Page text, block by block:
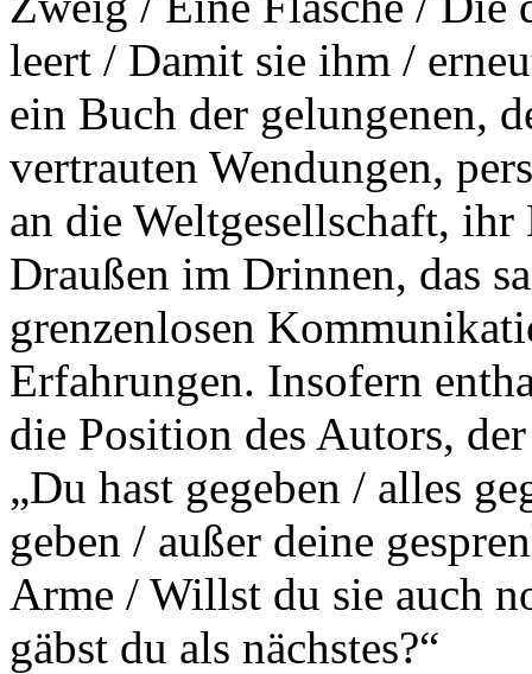
leert / Damit sie ihm /
ein Buch der gelungenen,
vertrauten Wendungen,
an die Weltgesellschaft,
Draußen im Drinnen, das
grenzenlosen
Erfahrungen. Insofern
die Position des Autors,
„Du hast gegeben / alles
geben / außer deine
Arme / Willst du sie auch
gäbst du als nächstes?“